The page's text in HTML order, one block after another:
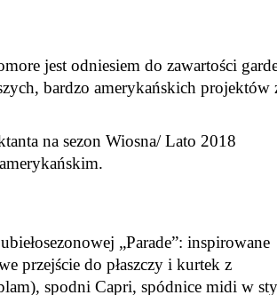
jest odniesiem do zawartości
bardzo amerykańskich projektów
na sezon Wiosna/ Lato 2018
„Parade”: inspirowane
przejście do płaszczy i kurtek z
spodni Capri, spódnice midi w